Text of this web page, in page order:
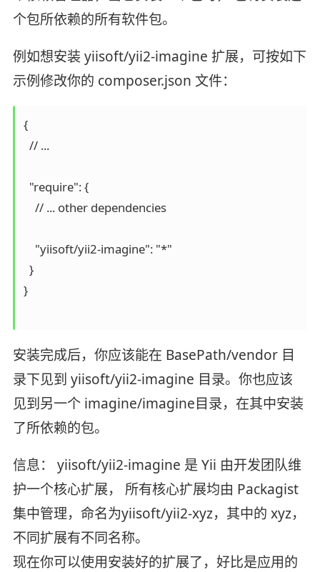
个包所依赖的所有软件包。
例如想安装 yiisoft/yii2-imagine 扩展，可按如下
示例修改你的 composer.json 文件：
{
  // ...
  "require": {
    // ... other dependencies
    "yiisoft/yii2-imagine": "*"
  }
}
安装完成后，你应该能在 BasePath/vendor 目
录下见到 yiisoft/yii2-imagine 目录。你也应该
见到另一个 imagine/imagine目录，在其中安装
了所依赖的包。
信息： yiisoft/yii2-imagine 是 Yii 由开发团队维
护一个核心扩展， 所有核心扩展均由 Packagist
集中管理，命名为yiisoft/yii2-xyz，其中的 xyz，
不同扩展有不同名称。
现在你可以使用安装好的扩展了，好比是应用的